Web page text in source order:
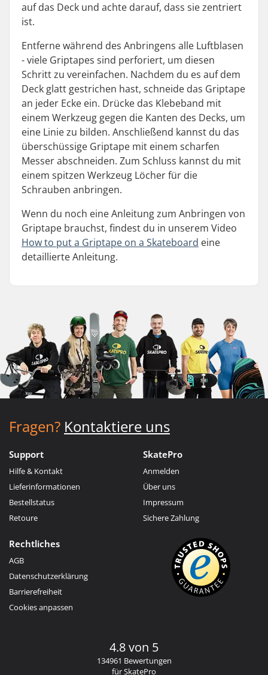
auf das Deck und achte darauf, dass sie zentriert
ist.
Entferne während des Anbringens alle Luftblasen
- viele Griptapes sind perforiert, um diesen
Schritt zu vereinfachen. Nachdem du es auf dem
Deck glatt gestrichen hast, schneide das Griptape
an jeder Ecke ein. Drücke das Klebeband mit
einem Werkzeug gegen die Kanten des Decks, um
eine Linie zu bilden. Anschließend kannst du das
überschüssige Griptape mit einem scharfen
Messer abschneiden. Zum Schluss kannst du mit
einem spitzen Werkzeug Löcher für die
Schrauben anbringen.
Wenn du noch eine Anleitung zum Anbringen von
Griptape brauchst, findest du in unserem Video
How to put a Griptape on a Skateboard eine
detaillierte Anleitung.
Fragen? Kontaktiere uns
Support
Hilfe & Kontakt
Lieferinformationen
Bestellstatus
Retoure
SkatePro
Anmelden
Über uns
Impressum
Sichere Zahlung
Rechtliches
AGB
Datenschutzerklärung
Barrierefreiheit
Cookies anpassen
4.8 von 5
134961 Bewertungen
für SkatePro